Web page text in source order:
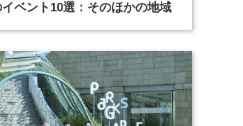
ベント10選：そのほかの地域